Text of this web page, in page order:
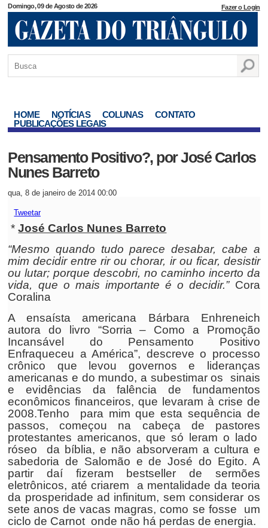
Domingo, 09 de Agosto de 2026 Fazer o Login
HOME NOTÍCIAS COLUNAS
CONTATO
PUBLICAÇÕES LEGAIS
Pensamento Positivo?, por José Carlos
Nunes Barreto
qua, 8 de janeiro de 2014 00:00
Tweetar
*José Carlos Nunes Barreto
“Mesmo quando tudo parece desabar, cabe a
mim decidir entre rir ou chorar, ir ou ficar, desistir
ou lutar; porque descobri, no caminho incerto da
vida, que o mais importante é o decidir.”Cora
Coralina
A ensaísta americana Bárbara Enhreneich
autora do livro “Sorria – Como a Promoção
Incansável do Pensamento Positivo
Enfraqueceu a América”, descreve o processo
crônico que levou governos e lideranças
americanas e do mundo, a subestimar os sinais
e evidências da falência de fundamentos
econômicos financeiros, que levaram à crise de
2008.Tenho para mim que esta sequência de
passos, começou na cabeça de pastores
protestantes americanos, que só leram o lado
róseo da bíblia, e não absorveram a cultura e
sabedoria de Salomão e de José do Egito. A
partir daí fizeram bestseller de sermões
eletrônicos, até criarem a mentalidade da teoria
da prosperidade ad infinitum, sem considerar os
sete anos de vacas magras, como se fosse um
ciclo de Carnot onde não há perdas de energia.